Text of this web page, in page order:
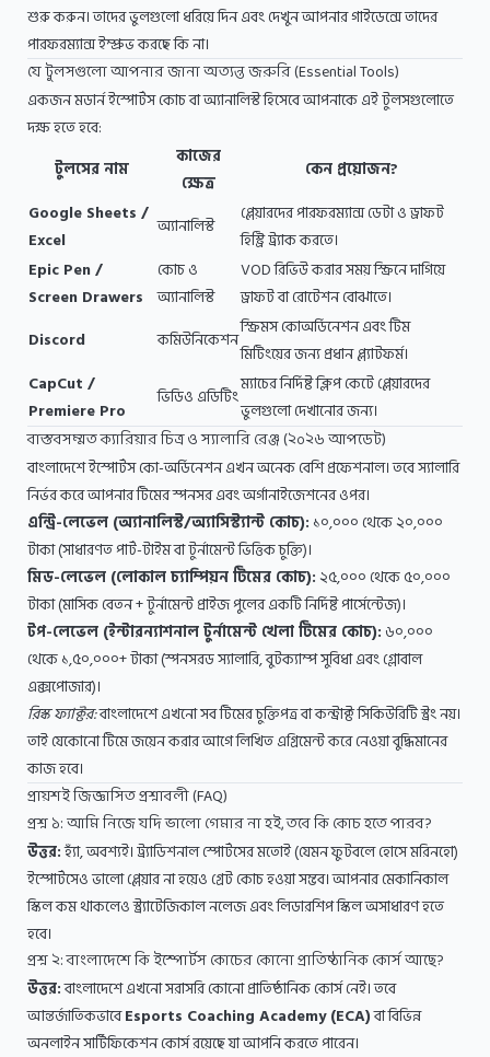
শুরু করুন। তাদের ভুলগুলো ধরিয়ে দিন এবং দেখুন আপনার গাইডেন্সে তাদের
পারফরম্যান্স ইম্প্রুভ করছে কি না।
যে টুলসগুলো আপনার জানা অত্যন্ত জরুরি (Essential Tools)
একজন মডার্ন ইস্পোর্টস কোচ বা অ্যানালিস্ট হিসেবে আপনাকে এই টুলসগুলোতে
দক্ষ হতে হবে:
টুলসের নাম
কাজের
ক্ষেত্র
কেন প্রয়োজন?
Google Sheets /
Excel
অ্যানালিস্ট
প্লেয়ারদের পারফরম্যান্স ডেটা ও ড্রাফট
হিস্ট্রি ট্র্যাক করতে।
Epic Pen /
Screen Drawers
কোচ ও
অ্যানালিস্ট
VOD রিভিউ করার সময় স্ক্রিনে দাগিয়ে
ড্রাফট বা রোটেশন বোঝাতে।
Discord
কমিউনিকেশন
স্ক্রিমস কোঅর্ডিনেশন এবং টিম
মিটিংয়ের জন্য প্রধান প্ল্যাটফর্ম।
CapCut /
Premiere Pro
ভিডিও এডিটিং
ম্যাচের নির্দিষ্ট ক্লিপ কেটে প্লেয়ারদের
ভুলগুলো দেখানোর জন্য।
বাস্তবসম্মত ক্যারিয়ার চিত্র ও স্যালারি রেঞ্জ (২০২৬ আপডেট)
বাংলাদেশে ইস্পোর্টস কো-অর্ডিনেশন এখন অনেক বেশি প্রফেশনাল। তবে স্যালারি
নির্ভর করে আপনার টিমের স্পনসর এবং অর্গানাইজেশনের ওপর।
এন্ট্রি-লেভেল (অ্যানালিস্ট/অ্যাসিস্ট্যান্ট কোচ): ১০,০০০ থেকে ২০,০০০
টাকা (সাধারণত পার্ট-টাইম বা টুর্নামেন্ট ভিত্তিক চুক্তি)।
মিড-লেভেল (লোকাল চ্যাম্পিয়ন টিমের কোচ): ২৫,০০০ থেকে ৫০,০০০
টাকা (মাসিক বেতন + টুর্নামেন্ট প্রাইজ পুলের একটি নির্দিষ্ট পার্সেন্টেজ)।
টপ-লেভেল (ইন্টারন্যাশনাল টুর্নামেন্ট খেলা টিমের কোচ): ৬০,০০০
থেকে ১,৫০,০০০+ টাকা (স্পনসরড স্যালারি, বুটক্যাম্প সুবিধা এবং গ্লোবাল
এক্সপোজার)।
রিস্ক ফ্যাক্টর:বাংলাদেশে এখনো সব টিমের চুক্তিপত্র বা কন্ট্রাক্ট সিকিউরিটি স্ট্রং নয়।
তাই যেকোনো টিমে জয়েন করার আগে লিখিত এগ্রিমেন্ট করে নেওয়া বুদ্ধিমানের
কাজ হবে।
প্রায়শই জিজ্ঞাসিত প্রশ্নাবলী (FAQ)
প্রশ্ন ১: আমি নিজে যদি ভালো গেমার না হই, তবে কি কোচ হতে পারব?
উত্তর:হ্যাঁ, অবশ্যই। ট্র্যাডিশনাল স্পোর্টসের মতোই (যেমন ফুটবলে হোসে মরিনহো)
ইস্পোর্টসেও ভালো প্লেয়ার না হয়েও গ্রেট কোচ হওয়া সম্ভব। আপনার মেকানিকাল
স্কিল কম থাকলেও স্ট্র্যাটেজিকাল নলেজ এবং লিডারশিপ স্কিল অসাধারণ হতে
হবে।
প্রশ্ন ২: বাংলাদেশে কি ইস্পোর্টস কোচের কোনো প্রাতিষ্ঠানিক কোর্স আছে?
উত্তর:বাংলাদেশে এখনো সরাসরি কোনো প্রাতিষ্ঠানিক কোর্স নেই। তবে
আন্তর্জাতিকভাবেEsports Coaching Academy (ECA)বা বিভিন্ন
অনলাইন সার্টিফিকেশন কোর্স রয়েছে যা আপনি করতে পারেন।